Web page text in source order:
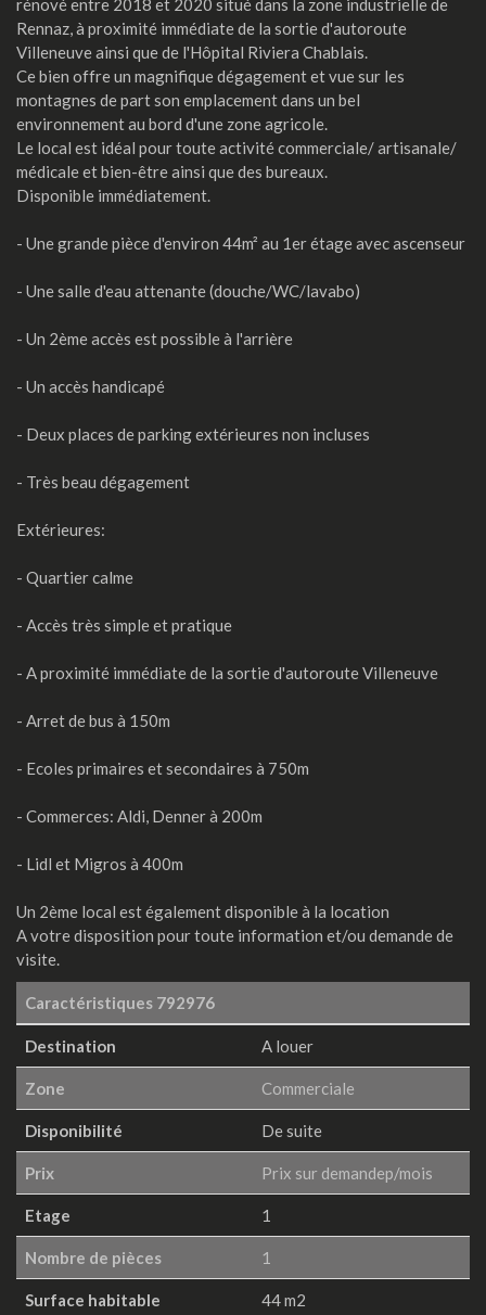
rénové entre 2018 et 2020 situé dans la zone industrielle de
Rennaz, à proximité immédiate de la sortie d'autoroute
Villeneuve ainsi que de l'Hôpital Riviera Chablais.
Ce bien offre un magnifique dégagement et vue sur les
montagnes de part son emplacement dans un bel
environnement au bord d'une zone agricole.
Le local est idéal pour toute activité commerciale/ artisanale/
médicale et bien-être ainsi que des bureaux.
Disponible immédiatement.
- Une grande pièce d'environ 44m² au 1er étage avec ascenseur
- Une salle d'eau attenante (douche/WC/lavabo)
- Un 2ème accès est possible à l'arrière
- Un accès handicapé
- Deux places de parking extérieures non incluses
- Très beau dégagement
Extérieures:
- Quartier calme
- Accès très simple et pratique
- A proximité immédiate de la sortie d'autoroute Villeneuve
- Arret de bus à 150m
- Ecoles primaires et secondaires à 750m
- Commerces: Aldi, Denner à 200m
- Lidl et Migros à 400m
Un 2ème local est également disponible à la location
A votre disposition pour toute information et/ou demande de
visite.
Caractéristiques 792976
Destination A louer
Zone Commerciale
Disponibilité De suite
Prix Prix sur demandep/mois
Etage 1
Nombre de pièces 1
Surface habitable 44 m2